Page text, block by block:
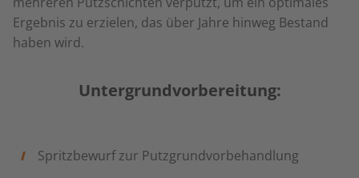
Ergebnis zu erzielen, das über Jahre hinweg Bestand
haben wird.
Untergrundvorbereitung:
Spritzbewurf zur Putzgrundvorbehandlung